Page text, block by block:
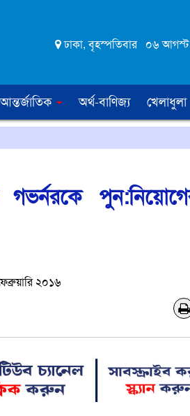
ঢাকা, বৃহস্পতিবার ০৬
আন্তর্জাতিক অর্থ-বাণিজ্য খেলাধুলা
গভর্নরকে
২০১৬